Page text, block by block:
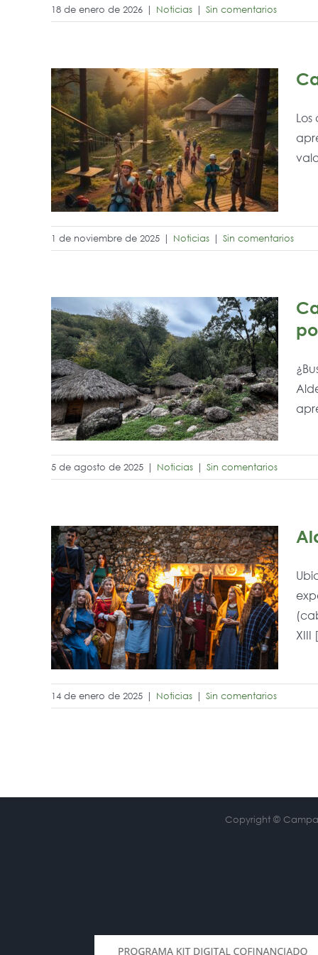
18 de enero de 2026 | Noticias | Sin comentarios
1 de noviembre de 2025 | Noticias | Sin comentarios
5 de agosto de 2025 | Noticias | Sin comentarios
XIII
14 de enero de 2025 | Noticias | Sin comentarios
Copyright ©